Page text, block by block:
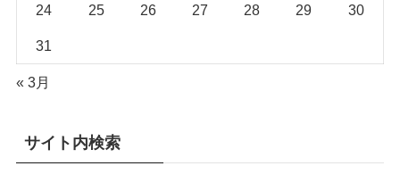
24 25 26 27 28 29 30
31
« 3月
サイト内検索